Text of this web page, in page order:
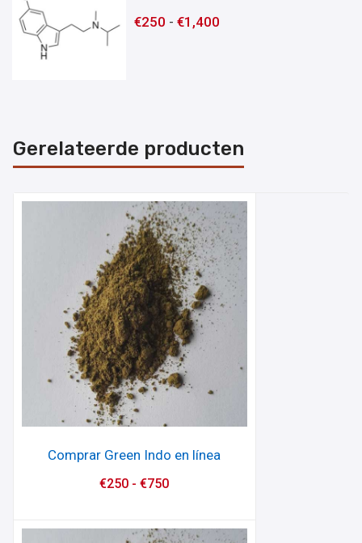
€250 -€1,400
Gerelateerde producten
Comprar Green Indo en línea
€250 -€750